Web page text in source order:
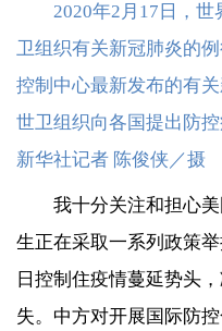
2020年2月17日，
卫组织有关新冠肺炎的
控制中心最新发布的有
世卫组织向各国提出防
新华社记者 陈俊侠／摄
我十分关注和担心
生正在采取一系列政策
日控制住疫情蔓延势头
失。中方对开展国际防